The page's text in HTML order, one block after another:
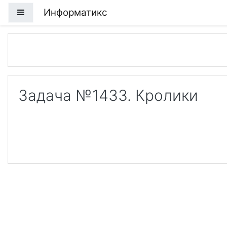
Боковая панель
Информатикс
Задача №1433. Кролики